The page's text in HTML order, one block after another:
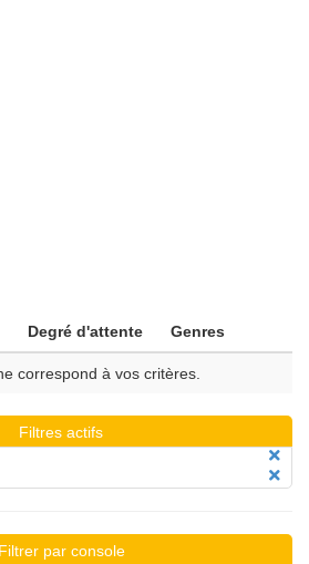
Degré d'attente Genres
correspond à vos critères.
Filtres actifs
Filtrer par console